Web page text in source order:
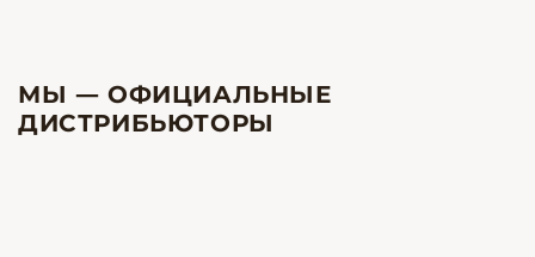
МЫ — ОФИЦИАЛЬНЫЕ
ДИСТРИБЬЮТОРЫ